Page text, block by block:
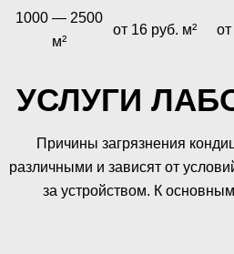
1000 — 2500
м²
от 16 руб. м²
УСЛУГИ
Причины загрязнения
различными и зависят от
за устройством. К